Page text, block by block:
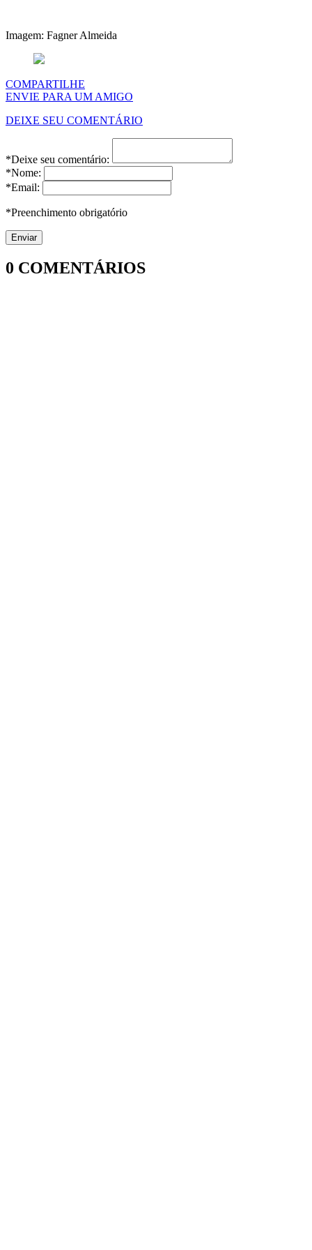
Imagem: Fagner Almeida
COMPARTILHE
ENVIE PARA UM AMIGO
DEIXE SEU COMENTÁRIO
*Deixe seu comentário:
*Nome:
*Email:
*Preenchimento obrigatório
0 COMENTÁRIOS